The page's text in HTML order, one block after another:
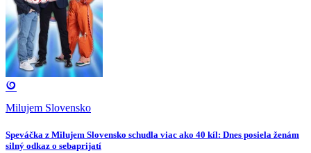
Milujem Slovensko
Speváčka z Milujem Slovensko schudla viac ako 40 kíl: Dnes posiela ženám
silný odkaz o sebaprijatí